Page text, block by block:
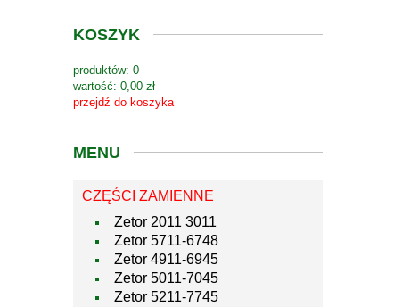
KOSZYK
produktów: 0
wartość: 0,00 zł
przejdź do koszyka
MENU
CZĘŚCI ZAMIENNE
Zetor 2011 3011
Zetor 5711-6748
Zetor 4911-6945
Zetor 5011-7045
Zetor 5211-7745